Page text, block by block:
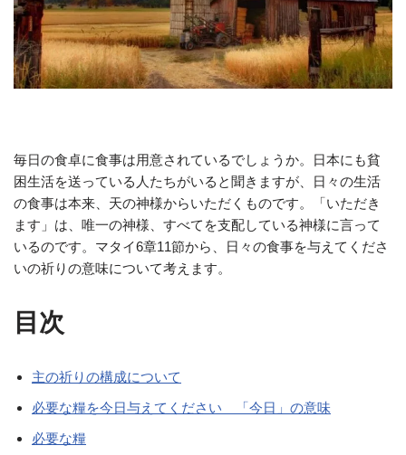
毎日の食卓に食事は用意されているでしょうか。日本にも貧
困生活を送っている人たちがいると聞きますが、日々の生活
の食事は本来、天の神様からいただくものです。「いただき
ます」は、唯一の神様、すべてを支配している神様に言って
いるのです。マタイ6章11節から、日々の食事を与えてくださ
いの祈りの意味について考えます。
目次
主の祈りの構成について
必要な糧を今日与えてください 「今日」の意味
必要な糧